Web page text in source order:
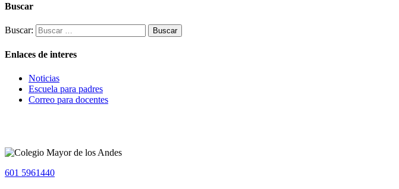
Buscar
Buscar:
Enlaces de interes
Noticias
Escuela para padres
Correo para docentes
601 5961440